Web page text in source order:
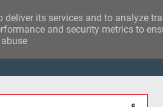
its services and to analyze
and security metrics to